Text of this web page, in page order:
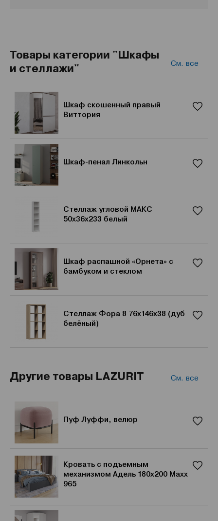
Товары категории "Шкафы
и стеллажи"
См. все
Шкаф скошенный правый
Виттория
Шкаф-пенал Линкольн
Стеллаж угловой МАКС
50х36х233 белый
Шкаф распашной «Орнета» с
бамбуком и стеклом
Стеллаж Фора 8 76х146х38 (дуб
белёный)
Другие товары LAZURIT См. все
Пуф Луффи, велюр
Кровать с подъемным
механизмом Адель 180х200 Maxx
965